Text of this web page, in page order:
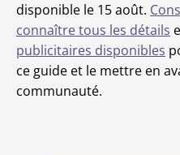
disponible le 15 août.
connaître tous les détails
publicitaires disponibles
ce guide et le mettre en
communauté.